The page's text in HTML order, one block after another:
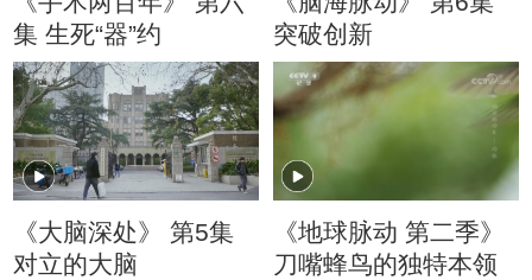
集 生死“器”约
突破创新
《大脑深处》 第5集
对立的大脑
《地球脉动 第二季》
刀嘴蜂鸟的独特本领